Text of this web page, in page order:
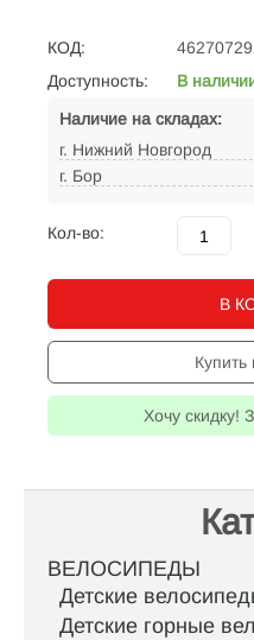
КОД:
Доступность:
В
Наличие на складах:
г. Нижний Новгород
г. Бор
Кол-во:
В
Купить
Хочу скидку!
ВЕЛОСИПЕДЫ
Детские
Детские горные